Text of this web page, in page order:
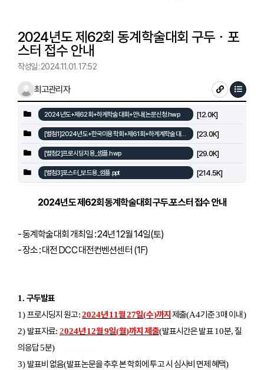
2024년도 제62회 동계학술대회 구두ㆍ포
스터 접수 안내
작성일 : 2024.11.01. 17:52
최고관리자
2024년도+제62회+하계학술대회+안내(논문신청.hwp [12.0K]
[별첨1]2024년도+한국미용학회+제61회+하계계학술대회+논문발표+신청서.hwp [23.0K]
[별첨2]프로시딩지용_샘플.hwp [29.0K]
[별첨3]포스터_보드용_샘플.ppt [214.5K]
2024년도 제62회 동계학술대회 구두․포스터 접수 안내
- 동계학술대회 개최일 : 24년 12월 14일(토)
- 장소 : 대전 DCC 대전컨벤션센터 (1F)
1. 구두발표
1)프로시딩지 원고:2024년11월27일(수)까지제출(A4기준3매 이내)
2) 발표자료: 2024년12월9일(월)까지 제출(발표시간은 발표10분,질
의응답5분)
3) 발표비 없음(발표논문을 추후 본 학회에 투고 시 심사비 면제 혜택)